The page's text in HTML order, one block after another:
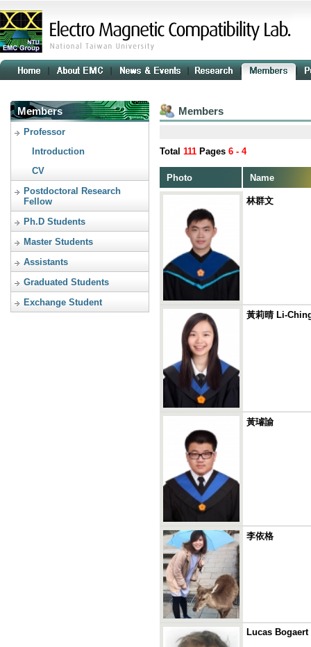
Members
Professor
Introduction
CV
Postdoctoral Research
Fellow
Ph.D Students
Master Students
Assistants
Graduated Students
Exchange Student
Members
Total 111 Pages 6 - 4
Photo Name
林群文
黃莉晴 Li-
黃璿諭
李依格
Lucas Bogaert